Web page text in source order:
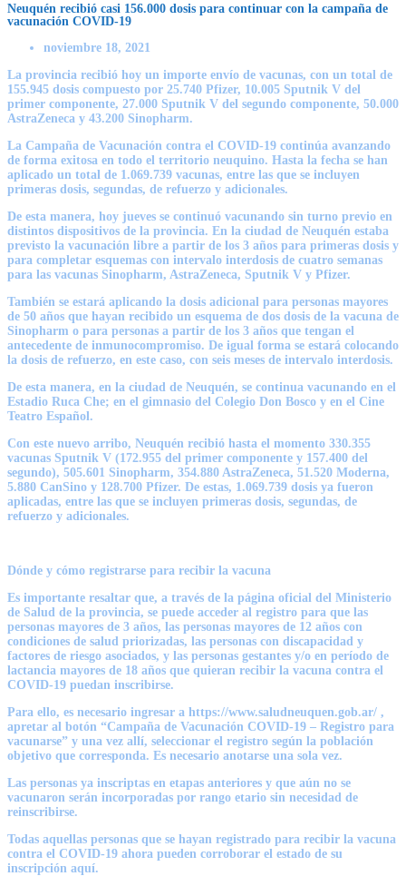
Neuquén recibió casi 156.000 dosis para continuar con la campaña de
vacunación COVID-19
noviembre 18, 2021
La provincia recibió hoy un importe envío de vacunas, con un total de
155.945 dosis compuesto por 25.740 Pfizer, 10.005 Sputnik V del
primer componente, 27.000 Sputnik V del segundo componente, 50.000
AstraZeneca y 43.200 Sinopharm.
La Campaña de Vacunación contra el COVID-19 continúa avanzando
de forma exitosa en todo el territorio neuquino. Hasta la fecha se han
aplicado un total de 1.069.739 vacunas, entre las que se incluyen
primeras dosis, segundas, de refuerzo y adicionales.
De esta manera, hoy jueves se continuó vacunando sin turno previo en
distintos dispositivos de la provincia. En la ciudad de Neuquén estaba
previsto la vacunación libre a partir de los 3 años para primeras dosis y
para completar esquemas con intervalo interdosis de cuatro semanas
para las vacunas Sinopharm, AstraZeneca, Sputnik V y Pfizer.
También se estará aplicando la dosis adicional para personas mayores
de 50 años que hayan recibido un esquema de dos dosis de la vacuna de
Sinopharm o para personas a partir de los 3 años que tengan el
antecedente de inmunocompromiso. De igual forma se estará colocando
la dosis de refuerzo, en este caso, con seis meses de intervalo interdosis.
De esta manera, en la ciudad de Neuquén, se continua vacunando en el
Estadio Ruca Che; en el gimnasio del Colegio Don Bosco y en el Cine
Teatro Español.
Con este nuevo arribo, Neuquén recibió hasta el momento 330.355
vacunas Sputnik V (172.955 del primer componente y 157.400 del
segundo), 505.601 Sinopharm, 354.880 AstraZeneca, 51.520 Moderna,
5.880 CanSino y 128.700 Pfizer. De estas, 1.069.739 dosis ya fueron
aplicadas, entre las que se incluyen primeras dosis, segundas, de
refuerzo y adicionales.
Dónde y cómo registrarse para recibir la vacuna
Es importante resaltar que, a través de la página oficial del Ministerio
de Salud de la provincia, se puede acceder al registro para que las
personas mayores de 3 años, las personas mayores de 12 años con
condiciones de salud priorizadas, las personas con discapacidad y
factores de riesgo asociados, y las personas gestantes y/o en período de
lactancia mayores de 18 años que quieran recibir la vacuna contra el
COVID-19 puedan inscribirse.
Para ello, es necesario ingresar a https://www.saludneuquen.gob.ar/ ,
apretar al botón “Campaña de Vacunación COVID-19 – Registro para
vacunarse” y una vez allí, seleccionar el registro según la población
objetivo que corresponda. Es necesario anotarse una sola vez.
Las personas ya inscriptas en etapas anteriores y que aún no se
vacunaron serán incorporadas por rango etario sin necesidad de
reinscribirse.
Todas aquellas personas que se hayan registrado para recibir la vacuna
contra el COVID-19 ahora pueden corroborar el estado de su
inscripción aquí.